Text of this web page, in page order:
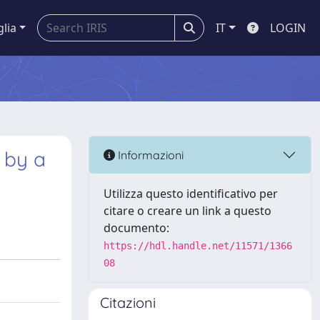
IT LOGIN
a Informazioni
Utilizza questo identificativo per
citare o creare un link a questo
documento:
https://hdl.handle.net/11571/1366
08
Citazioni